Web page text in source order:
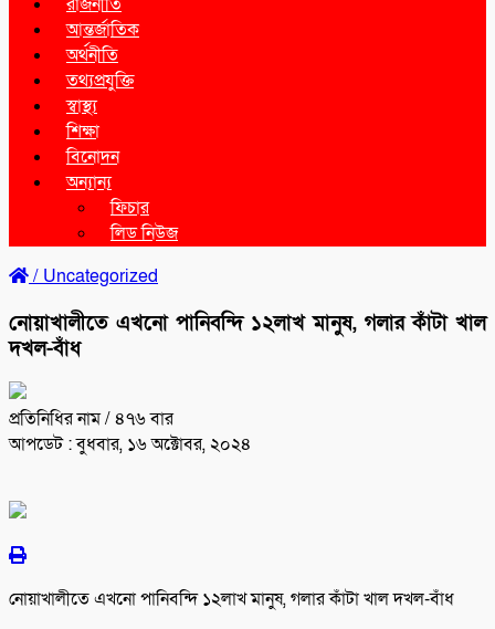
আন্তর্জাতিক
অর্থনীতি
তথ্যপ্রযুক্তি
স্বাস্থ্য
শিক্ষা
বিনোদন
অন্যান্য
ফিচার
লিড নিউজ
/ Uncategorized
নোয়াখালীতে এখনো পানিবন্দি ১২লাখ মানুষ, গলার কাঁটা খাল
দখল-বাঁধ
প্রতিনিধির নাম/ ৪৭৬ বার
আপডেট : বুধবার, ১৬ অক্টোবর, ২০২৪
নোয়াখালীতে এখনো পানিবন্দি ১২লাখ মানুষ, গলার কাঁটা খাল দখল-বাঁধ